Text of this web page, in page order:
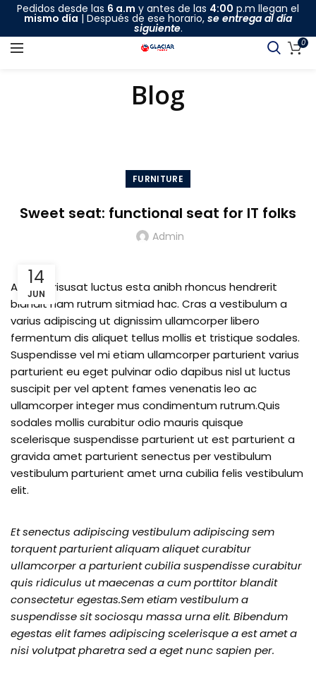
Pedidos desde las 6 a.m y antes de las 4:00 p.m llegan el
mismo día | Después de ese horario, se entrega al día
siguiente.
0
Blog
FURNITURE
Sweet seat: functional seat for IT folks
Admin
14
JUN
A sed a risusat luctus esta anibh rhoncus hendrerit
blandit nam rutrum sitmiad hac. Cras a vestibulum a
varius adipiscing ut dignissim ullamcorper libero
fermentum dis aliquet tellus mollis et tristique sodales.
Suspendisse vel mi etiam ullamcorper parturient varius
parturient eu eget pulvinar odio dapibus nisl ut luctus
suscipit per vel aptent fames venenatis leo ac
ullamcorper integer mus condimentum rutrum.Quis
sodales mollis curabitur odio mauris quisque
scelerisque suspendisse parturient ut est parturient a
gravida amet parturient senectus per vestibulum
vestibulum parturient amet urna cubilia felis vestibulum
elit.
Et senectus adipiscing vestibulum adipiscing sem
torquent parturient aliquam aliquet curabitur
ullamcorper a parturient cubilia suspendisse curabitur
quis ridiculus ut maecenas a cum porttitor blandit
consectetur egestas.Sem etiam vestibulum a
suspendisse sit sociosqu massa urna elit. Bibendum
egestas elit fames adipiscing scelerisque a est amet a
nisi volutpat pharetra sed a eget nunc sapien per.